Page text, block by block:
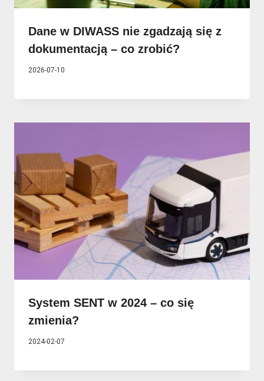
Dane w DIWASS nie zgadzają się z
dokumentacją – co zrobić?
2026-07-10
System SENT w 2024 – co się
zmienia?
2024-02-07